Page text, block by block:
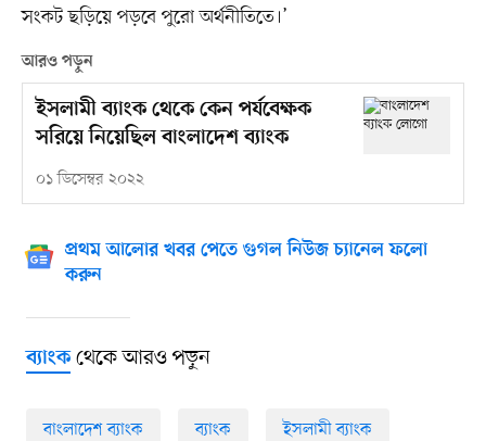
সংকট ছড়িয়ে পড়বে পুরো অর্থনীতিতে।’
আরও পড়ুন
ইসলামী ব্যাংক থেকে কেন পর্যবেক্ষক
সরিয়ে নিয়েছিল বাংলাদেশ ব্যাংক
০১ ডিসেম্বর ২০২২
প্রথম আলোর খবর পেতে গুগল নিউজ চ্যানেল ফলো
করুন
ব্যাংকথেকে আরও পড়ুন
বাংলাদেশ ব্যাংক ব্যাংক ইসলামী ব্যাংক